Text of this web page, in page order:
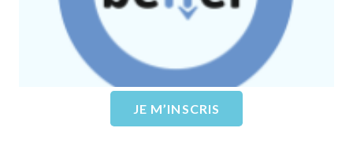
EN SAVOIR PLUS
JE M’INSCRIS